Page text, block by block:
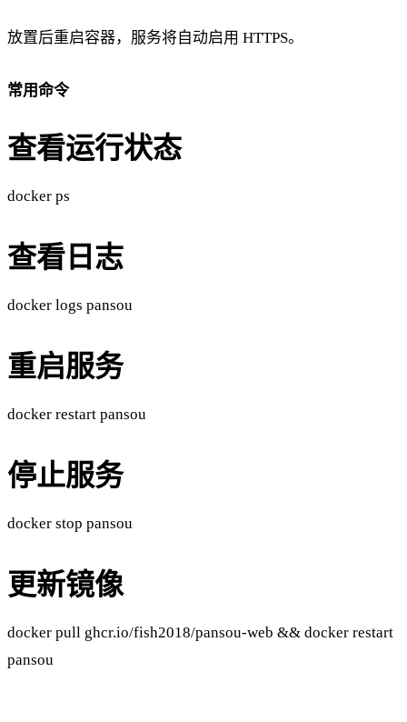
放置后重启容器，服务将自动启用 HTTPS。
常用命令
查看运行状态
docker ps ​
查看日志
docker logs pansou ​
重启服务
docker restart pansou ​
停止服务
docker stop pansou ​
更新镜像
docker pull ghcr.io/fish2018/pansou-web && docker restart
pansou